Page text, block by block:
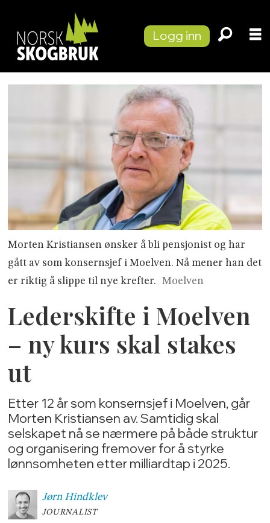
Logg inn
Morten Kristiansen ønsker å bli pensjonist og har
gått av som konsernsjef i Moelven. Nå mener han det
er riktig å slippe til nye krefter.
Moelven
Lederskifte i Moelven
– ny kurs skal stakes
ut
Etter 12 år som konsernsjef i Moelven, går
Morten Kristiansen av. Samtidig skal
selskapet nå se nærmere på både struktur
og organisering fremover for å styrke
lønnsomheten etter milliardtap i 2025.
Jørn Hindklev
JOURNALIST